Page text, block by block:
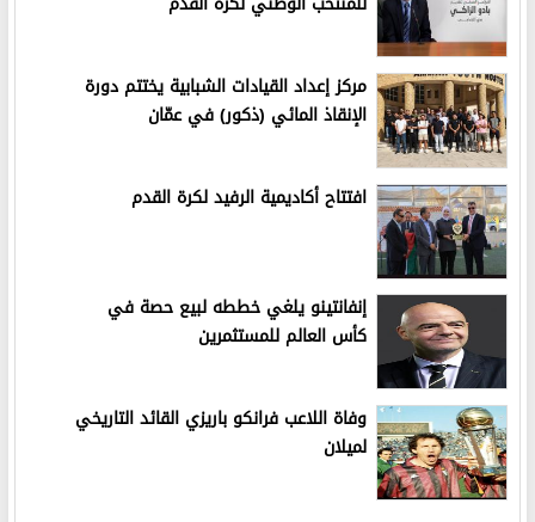
مركز إعداد القيادات الشبابية يختتم دورة
الإنقاذ المائي (ذكور) في عمّان
افتتاح أكاديمية الرفيد لكرة القدم
إنفانتينو يلغي خططه لبيع حصة في
كأس العالم للمستثمرين
وفاة اللاعب فرانكو باريزي القائد التاريخي
لميلان